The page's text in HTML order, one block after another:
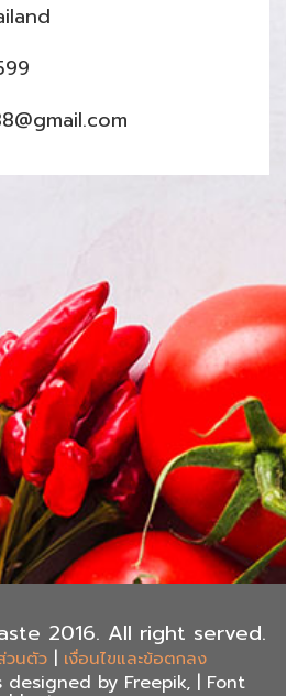
2016. All right served.
วนตัว เงื่อนไขและข้อตกลง
by Freepik, | Font